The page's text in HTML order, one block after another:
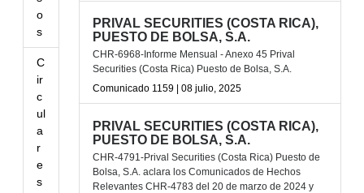
o
s
C
ir
c
ul
a
r
e
s
PRIVAL SECURITIES (COSTA RICA),
PUESTO DE BOLSA, S.A.
CHR-6968-Informe Mensual - Anexo 45 Prival
Securities (Costa Rica) Puesto de Bolsa, S.A.
Comunicado 1159 | 08 julio, 2025
PRIVAL SECURITIES (COSTA RICA),
PUESTO DE BOLSA, S.A.
CHR-4791-Prival Securities (Costa Rica) Puesto de
Bolsa, S.A. aclara los Comunicados de Hechos
Relevantes CHR-4783 del 20 de marzo de 2024 y